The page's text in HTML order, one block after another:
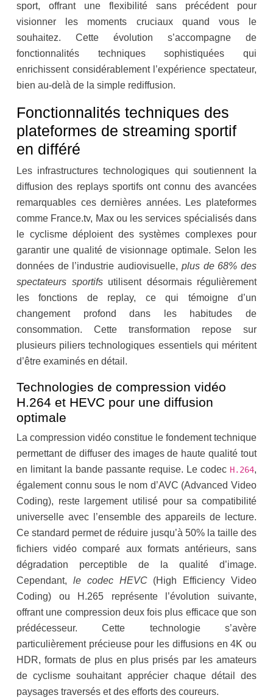
sport, offrant une flexibilité sans précédent pour
visionner les moments cruciaux quand vous le
souhaitez. Cette évolution s’accompagne de
fonctionnalités techniques sophistiquées qui
enrichissent considérablement l’expérience spectateur,
bien au-delà de la simple rediffusion.
Fonctionnalités techniques des
plateformes de streaming sportif
en différé
Les infrastructures technologiques qui soutiennent la
diffusion des replays sportifs ont connu des avancées
remarquables ces dernières années. Les plateformes
comme France.tv, Max ou les services spécialisés dans
le cyclisme déploient des systèmes complexes pour
garantir une qualité de visionnage optimale. Selon les
données de l’industrie audiovisuelle, plus de 68% des
spectateurs sportifsutilisent désormais régulièrement
les fonctions de replay, ce qui témoigne d’un
changement profond dans les habitudes de
consommation. Cette transformation repose sur
plusieurs piliers technologiques essentiels qui méritent
d’être examinés en détail.
Technologies de compression vidéo
H.264 et HEVC pour une diffusion
optimale
La compression vidéo constitue le fondement technique
permettant de diffuser des images de haute qualité tout
en limitant la bande passante requise. Le codec H.264,
également connu sous le nom d’AVC (Advanced Video
Coding), reste largement utilisé pour sa compatibilité
universelle avec l’ensemble des appareils de lecture.
Ce standard permet de réduire jusqu’à 50% la taille des
fichiers vidéo comparé aux formats antérieurs, sans
dégradation perceptible de la qualité d’image.
Cependant, le codec HEVC(High Efficiency Video
Coding) ou H.265 représente l’évolution suivante,
offrant une compression deux fois plus efficace que son
prédécesseur. Cette technologie s’avère
particulièrement précieuse pour les diffusions en 4K ou
HDR, formats de plus en plus prisés par les amateurs
de cyclisme souhaitant apprécier chaque détail des
paysages traversés et des efforts des coureurs.